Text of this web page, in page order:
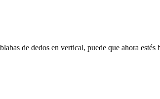
de dedos en vertical, puede que ahora